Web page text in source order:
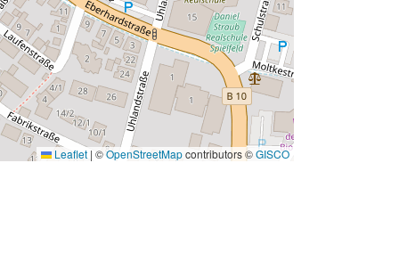
Leaflet | ©OpenStreetMapcontributors ©GISCO